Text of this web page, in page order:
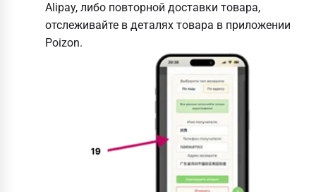
Alipay, либо повторной доставки товара,
отслеживайте в деталях товара в приложении
Poizon.